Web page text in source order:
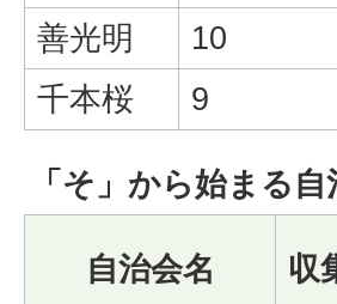
善光明
10
千本桜
9
「そ」から始まる自
自治会名 収